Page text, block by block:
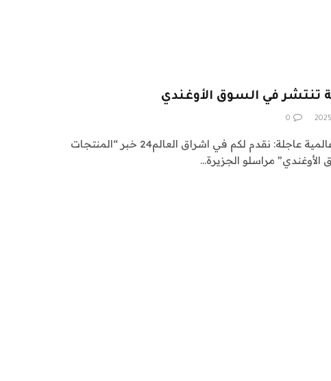
تنتشر في السوق الأوغندي
0
اشراق العالم 24 متابعات عالمية عاجلة: نقدم لكم في اشراق العالم24 خبر “المنتجات
مراسلو الجزيرة…